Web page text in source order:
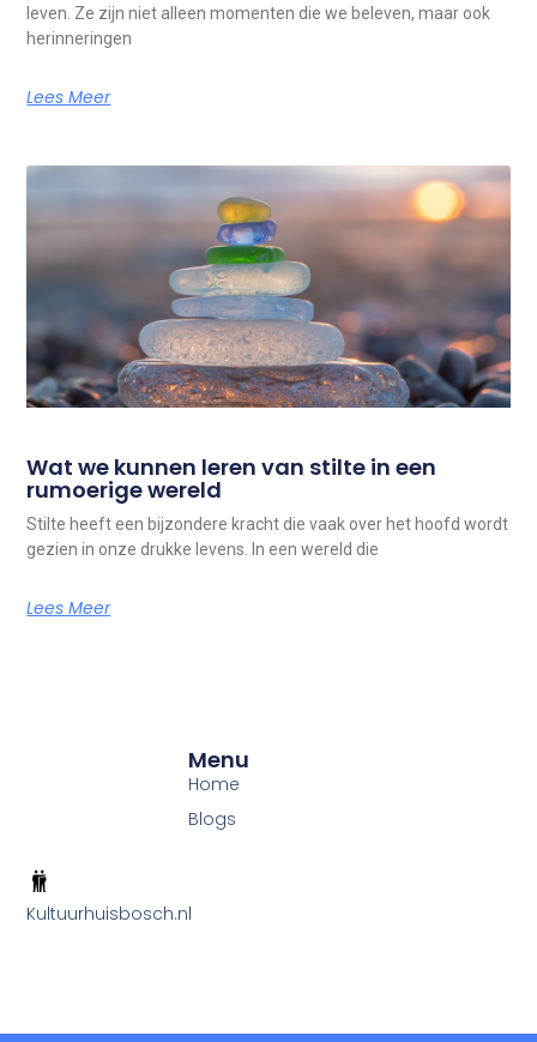
leven. Ze zijn niet alleen momenten die we beleven, maar ook
herinneringen
Lees Meer
Wat we kunnen leren van stilte in een
rumoerige wereld
Stilte heeft een bijzondere kracht die vaak over het hoofd wordt
gezien in onze drukke levens. In een wereld die
Lees Meer
Kultuurhuisbosch.nl
Menu
Home
Blogs